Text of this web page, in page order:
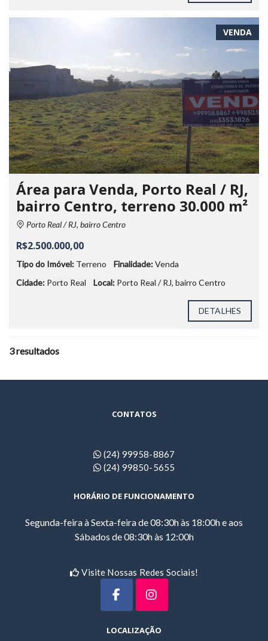
VENDA
Área para Venda, Porto Real / RJ,
bairro Centro, terreno 30.000 m²
Porto Real / RJ, bairro Centro
R$2.500.000,00
Tipo do Imóvel: Terreno Finalidade:Venda
Cidade: Porto Real Local: Porto Real / RJ, bairro Centro
DETALHES
3 resultados
CONTATOS
(24) 99958-8867
(24) 99850-5655
HORÁRIO DE FUNCIONAMENTO
Segunda-feira à Sexta-feira de 08:30h às 18:00h e aos
Sábados de 08:30h às 12:00h
Visite Nossas Redes Sociais!
LOCALIZAÇÃO